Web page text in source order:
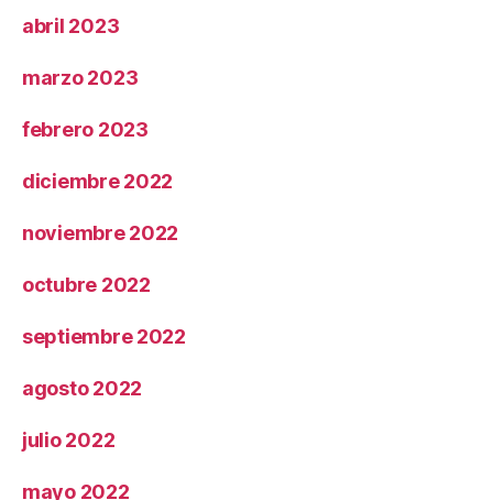
abril 2023
marzo 2023
febrero 2023
diciembre 2022
noviembre 2022
octubre 2022
septiembre 2022
agosto 2022
julio 2022
mayo 2022